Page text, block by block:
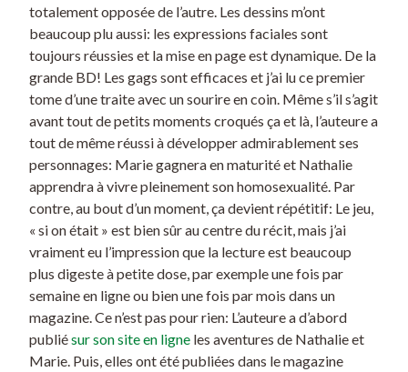
totalement opposée de l’autre. Les dessins m’ont
beaucoup plu aussi: les expressions faciales sont
toujours réussies et la mise en page est dynamique. De la
grande BD! Les gags sont efficaces et j’ai lu ce premier
tome d’une traite avec un sourire en coin. Même s’il s’agit
avant tout de petits moments croqués ça et là, l’auteure a
tout de même réussi à développer admirablement ses
personnages: Marie gagnera en maturité et Nathalie
apprendra à vivre pleinement son homosexualité. Par
contre, au bout d’un moment, ça devient répétitif: Le jeu,
« si on était » est bien sûr au centre du récit, mais j’ai
vraiment eu l’impression que la lecture est beaucoup
plus digeste à petite dose, par exemple une fois par
semaine en ligne ou bien une fois par mois dans un
magazine. Ce n’est pas pour rien: L’auteure a d’abord
publiésur son site en ligne les aventures de Nathalie et
Marie. Puis, elles ont été publiées dans le magazine